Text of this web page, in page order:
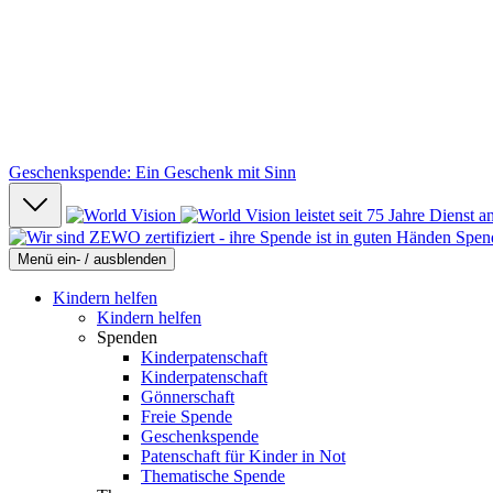
Geschenkspende: Ein Geschenk mit Sinn
Menü ein- / ausblenden
Kindern helfen
Kindern helfen
Spenden
Kinderpatenschaft
Kinderpatenschaft
Gönnerschaft
Freie Spende
Geschenkspende
Patenschaft für Kinder in Not
Thematische Spende